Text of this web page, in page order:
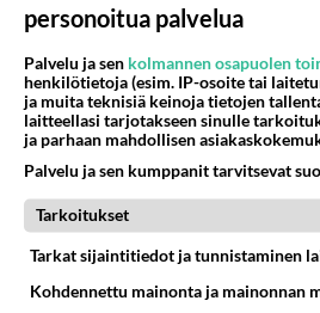
Mitä töitä kaivattusi on tehnyt?
😅
05.08.2026 13:25
Ikävä
Voiko meidän välit
Koskaan parantua tästä?
06.08.2026 09:02
Maailman
personoitua palvelua
Palvelu ja sen kolmannen osapuolen
henkilötietoja (esim. IP-osoite tai
ja muita teknisiä keinoja tietojen
laitteellasi tarjotakseen sinulle
ja parhaan mahdollisen
Palvelu ja sen kumppanit tarvitsevat
Tarkoitukset
Tarkat sijaintitiedot ja tunnistaminen
Kohdennettu mainonta ja mainonnan